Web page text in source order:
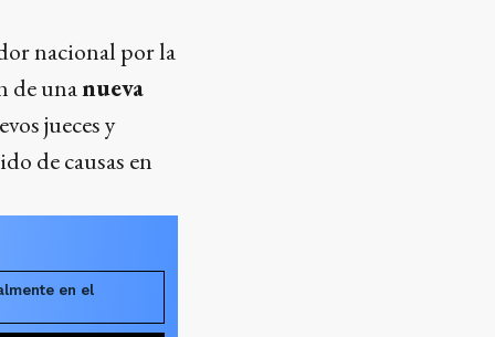
nacional por la
de unanueva
jueces y
de causas en
en el